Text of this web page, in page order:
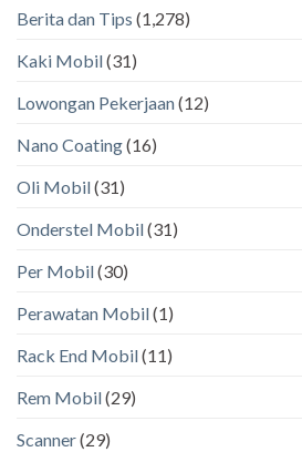
Berita dan Tips (1,278)
Kaki Mobil(31)
Lowongan Pekerjaan(12)
Nano Coating(16)
Oli Mobil(31)
Onderstel Mobil(31)
Per Mobil(30)
Perawatan Mobil(1)
Rack End Mobil(11)
Rem Mobil(29)
Scanner(29)